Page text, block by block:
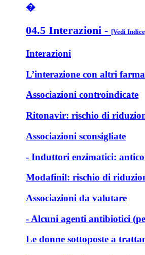
�
04.5 Interazioni - [Vedi
Interazioni
L’interazione con altri
Associazioni controindicate
Ritonavir: rischio di
Associazioni sconsigliate
- Induttori enzimatici:
Modafinil: rischio di
Associazioni da valutare
- Alcuni agenti antibiotici
Le donne sottoposte a